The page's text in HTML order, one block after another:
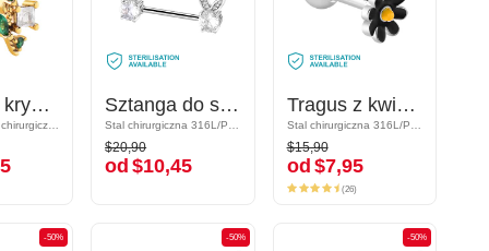
Tragus z kryształami
Pozłacana stal chirurgiczna 316L / Mosiądz pozłacany
Tragus z kryształami
Pozłacana stal chirurgiczna 316L / Mosiądz pozłacany
Sztanga do sutków z uroczym króliczkiem i kryształami
Stal chirurgiczna 316L/Powlekany mosiądz
$20,90
od$10,45
Sztanga do sutków z uroczym króliczkiem i kryształami
$20,90
od $10,45
Tragus z kwiatem
Stal chirurgiczna 316L/Powlekany mosiądz
$15,90
od$7,95
Tragus z kwiatem
$15,90
od $7,95
(26)
-50%
-50% -50%
-50% -50%
-50%